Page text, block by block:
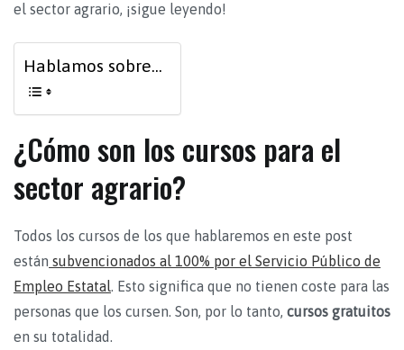
el sector agrario, ¡sigue leyendo!
Hablamos sobre...
¿Cómo son los cursos para el
sector agrario?
Todos los cursos de los que hablaremos en este post
están subvencionados al 100% por el Servicio Público de
Empleo Estatal. Esto significa que no tienen coste para las
personas que los cursen. Son, por lo tanto, cursos gratuitos
en su totalidad.